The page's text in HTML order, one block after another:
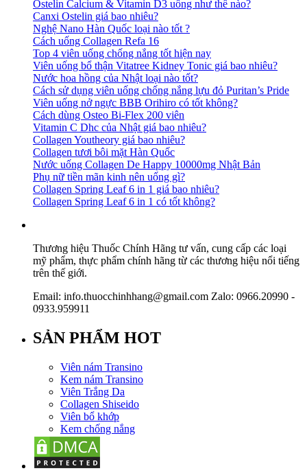
Ostelin Calcium & Vitamin D3 uống như thế nào?
Canxi Ostelin giá bao nhiêu?
Nghệ Nano Hàn Quốc loại nào tốt ?
Cách uống Collagen Refa 16
Top 4 viên uống chống nắng tốt hiện nay
Viên uống bổ thận Vitatree Kidney Tonic giá bao nhiêu?
Nước hoa hồng của Nhật loại nào tốt?
Cách sử dụng viên uống chống nắng lựu đỏ Puritan’s Pride
Viên uống nở ngực BBB Orihiro có tốt không?
Cách dùng Osteo Bi-Flex 200 viên
Vitamin C Dhc của Nhật giá bao nhiêu?
Collagen Youtheory giá bao nhiêu?
Collagen tươi bôi mặt Hàn Quốc
Nước uống Collagen De Happy 10000mg Nhật Bản
Phụ nữ tiền mãn kinh nên uống gì?
Collagen Spring Leaf 6 in 1 giá bao nhiêu?
Collagen Spring Leaf 6 in 1 có tốt không?
Thương hiệu Thuốc Chính Hãng tư vấn, cung cấp các loại
mỹ phẩm, thực phẩm chính hãng từ các thương hiệu nổi tiếng
trên thế giới.
Email: info.thuocchinhhang@gmail.com Zalo: 0966.20990 -
0933.959911
SẢN PHẨM HOT
Viên nám Transino
Kem nám Transino
Viên Trắng Da
Collagen Shiseido
Viên bổ khớp
Kem chống nắng